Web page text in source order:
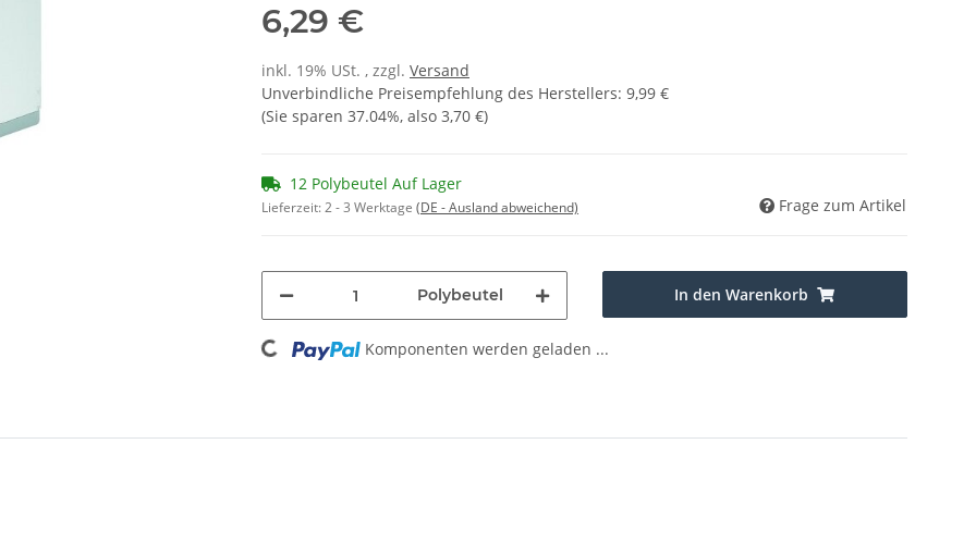
6,29 €
inkl. 19% USt. , zzgl. Versand
Unverbindliche Preisempfehlung des Herstellers: 9,99 €
(Sie sparen 37.04%, also 3,70 €)
12 Polybeutel Auf Lager
Lieferzeit:2 - 3 Werktage (DE - Ausland abweichend) Frage zum Artikel
Polybeutel In den Warenkorb
Loading... Komponenten werden geladen ...